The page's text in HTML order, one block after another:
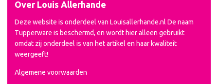
Over Louis Allerhande
Deze website is onderdeel van Louisallerhande.nl De naam
Tupperware is beschermd, en wordt hier alleen gebruikt
omdat zij onderdeel is van het artikel en haar kwaliteit
weergeeft!
Algemene voorwaarden